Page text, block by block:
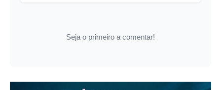
Seja o primeiro a comentar!